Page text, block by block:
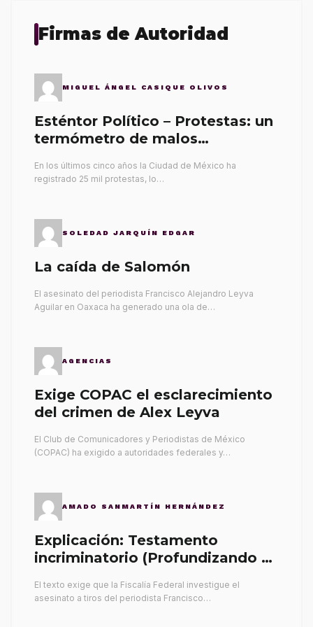
Firmas de Autoridad
MIGUEL ÁNGEL CASIQUE OLIVOS
Esténtor Político – Protestas: un
termómetro de malos
En los últimos cinco años la Ciudad de México ha
registrado 25 mil protestas, lo…
SOLEDAD JARQUÍN EDGAR
La caída de Salomón
El asesinato del periodista Francisco Alejandro Leyva
Aguilar en Oaxaca ha generado una ola de…
AGENCIAS
Exige COPAC el esclarecimiento
del crimen de Alex Leyva
El Club de Comunicadores y Periodistas de México
(COPAC) ha exigido a autoridades federales y…
AMADO SANMARTÍN HERNÁNDEZ
Explicación: Testamento
incriminatorio (Profundizando su
El texto exige que la Fiscalía Federal investigue el
asesinato a tiros del periodista Francisco…